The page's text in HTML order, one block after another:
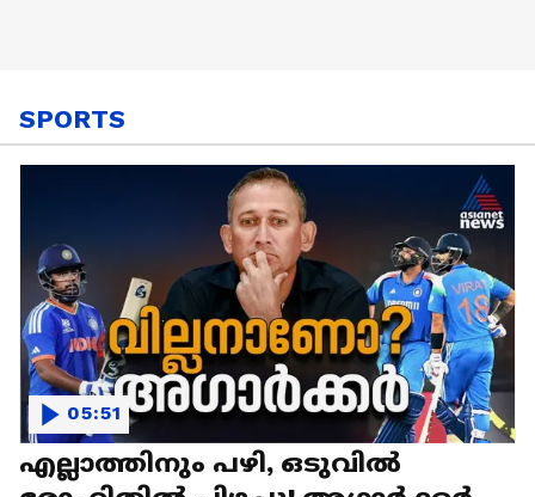
SPORTS
എല്ലാത്തിനും പഴി, ഒടുവില്‍
05:51